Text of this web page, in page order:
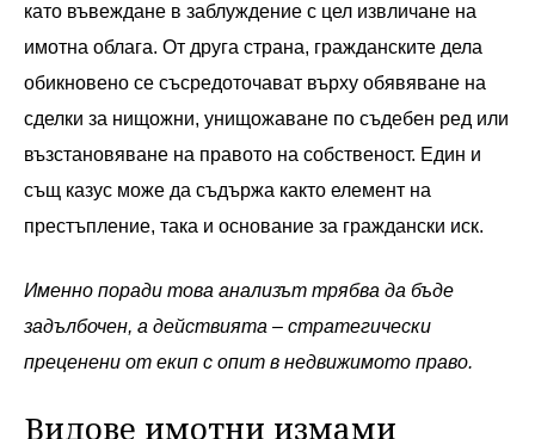
като въвеждане в заблуждение с цел извличане на
имотна облага. От друга страна, гражданските дела
обикновено се съсредоточават върху обявяване на
сделки за нищожни, унищожаване по съдебен ред или
възстановяване на правото на собственост. Един и
същ казус може да съдържа както елемент на
престъпление, така и основание за граждански иск.
Именно поради това анализът трябва да бъде
задълбочен, а действията – стратегически
преценени от екип с опит в недвижимото право.
Видове имотни измами